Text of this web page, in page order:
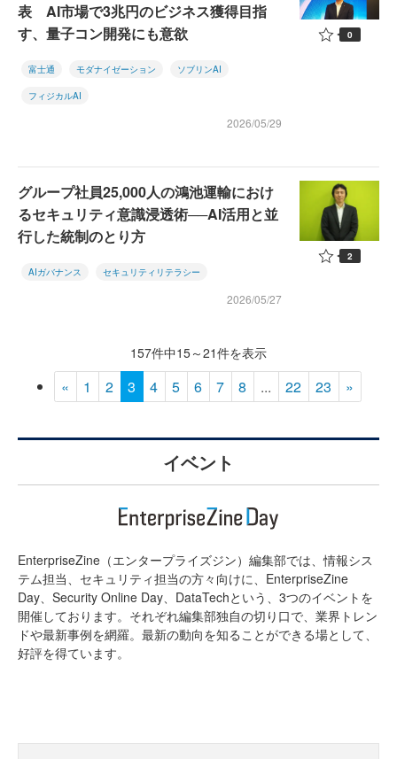
表 AI市場で3兆円のビジネス獲得目指
す、量子コン開発にも意欲
富士通 モダナイゼーション ソブリンAI
フィジカルAI
2026/05/29
0
グループ社員25,000人の鴻池運輸におけ
るセキュリティ意識浸透術──AI活用と並
行した統制のとり方
AIガバナンス セキュリティリテラシー
2026/05/27
2
157件中15～21件を表示
« 1 2 3 4 5 6 7 8 ... 22 23 »
イベント
EnterpriseZine（エンタープライズジン）編集部では、情報シス
テム担当、セキュリティ担当の方々向けに、EnterpriseZine
Day、Security Online Day、DataTechという、3つのイベントを
開催しております。それぞれ編集部独自の切り口で、業界トレン
ドや最新事例を網羅。最新の動向を知ることができる場として、
好評を得ています。